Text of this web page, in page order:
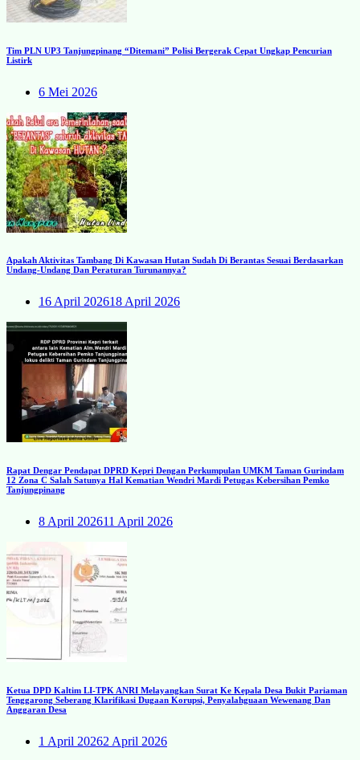
Tim PLN UP3 Tanjungpinang “Ditemani” Polisi Bergerak Cepat Ungkap Pencurian
Listirk
6 Mei 2026
Apakah Aktivitas Tambang Di Kawasan Hutan Sudah Di Berantas Sesuai Berdasarkan
Undang-Undang Dan Peraturan Turunannya?
16 April 202618 April 2026
Rapat Dengar Pendapat DPRD Kepri Dengan Perkumpulan UMKM Taman Gurindam
12 Zona C Salah Satunya Hal Kematian Wendri Mardi Petugas Kebersihan Pemko
Tanjungpinang
8 April 202611 April 2026
Ketua DPD Kaltim LI-TPK ANRI Melayangkan Surat Ke Kepala Desa Bukit Pariaman
Tenggarong Seberang Klarifikasi Dugaan Korupsi, Penyalahguaan Wewenang Dan
Anggaran Desa
1 April 20262 April 2026